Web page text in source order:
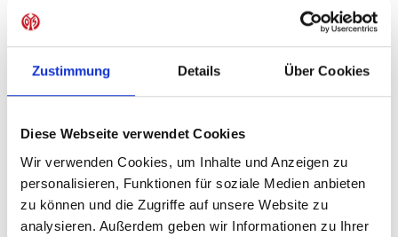
Zustimmung Details Über Cookies
Diese Webseite verwendet Cookies
Wir verwenden Cookies, um Inhalte und Anzeigen zu
personalisieren, Funktionen für soziale Medien anbieten
zu können und die Zugriffe auf unsere Website zu
analysieren. Außerdem geben wir Informationen zu Ihrer
Sofort verfügbar, Lieferzeit: 5-7 Tage
Produktdetails